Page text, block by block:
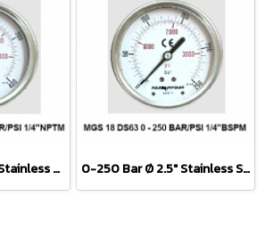
0-400 Bar Ø 2.5" Stainless Steel Back 1/4" 0-250 Bar Ø 2.5" Stainless Steel Back 1/4"